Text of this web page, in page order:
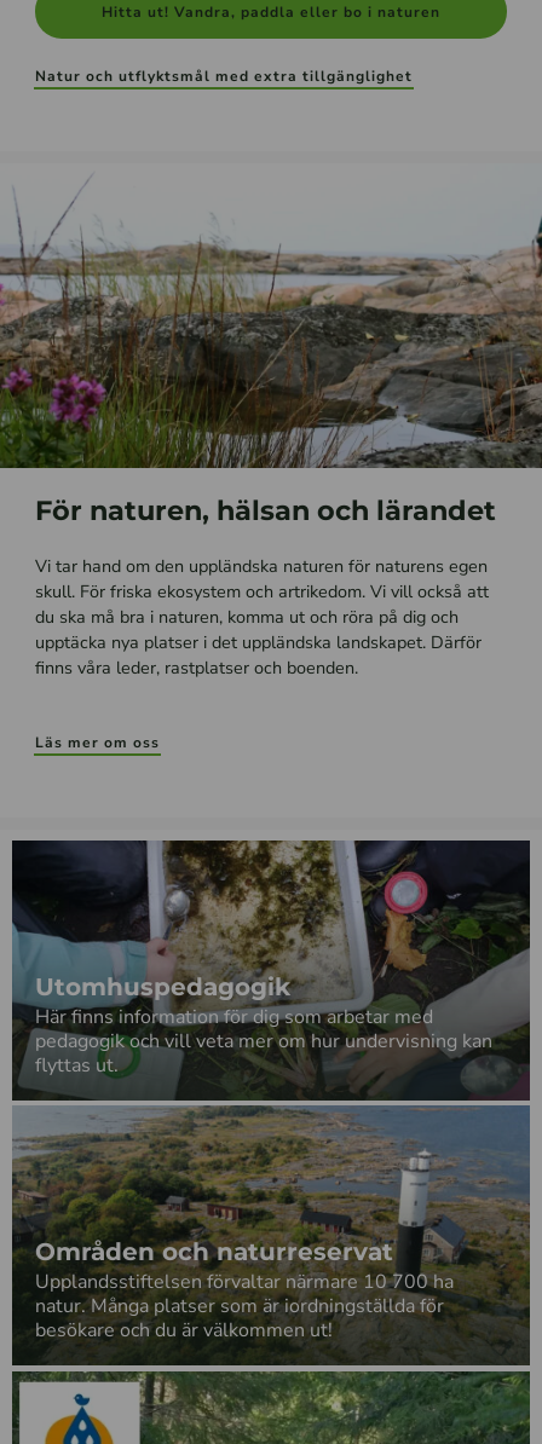
Hitta ut! Vandra, paddla eller bo i naturen
Natur och utflyktsmål med extra tillgänglighet
För naturen, hälsan och lärandet
Vi tar hand om den uppländska naturen för naturens egen
skull. För friska ekosystem och artrikedom. Vi vill också att
du ska må bra i naturen, komma ut och röra på dig och
upptäcka nya platser i det uppländska landskapet. Därför
finns våra leder, rastplatser och boenden.
Läs mer om oss
Utomhuspedagogik
Här finns information för dig som arbetar med
pedagogik och vill veta mer om hur undervisning kan
flyttas ut.
Områden och naturreservat
Upplandsstiftelsen förvaltar närmare 10 700 ha
natur. Många platser som är iordningställda för
besökare och du är välkommen ut!